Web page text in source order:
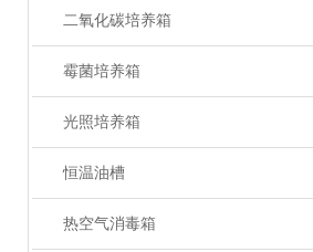
二氧化碳培养箱
霉菌培养箱
光照培养箱
恒温油槽
热空气消毒箱